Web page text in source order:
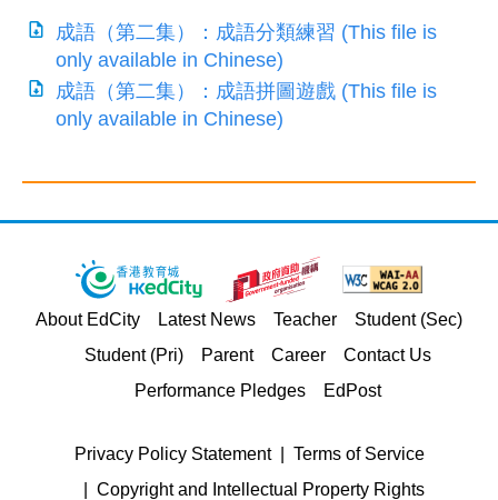
成語（第二集）：成語分類練習 (This file is
only available in Chinese)
成語（第二集）：成語拼圖遊戲 (This file is
only available in Chinese)
About EdCity Latest News Teacher
Student (Sec)
Student (Pri)
Parent Career
Contact Us
Performance Pledges
EdPost
Privacy Policy Statement
Terms of Service
Copyright and Intellectual Property Rights